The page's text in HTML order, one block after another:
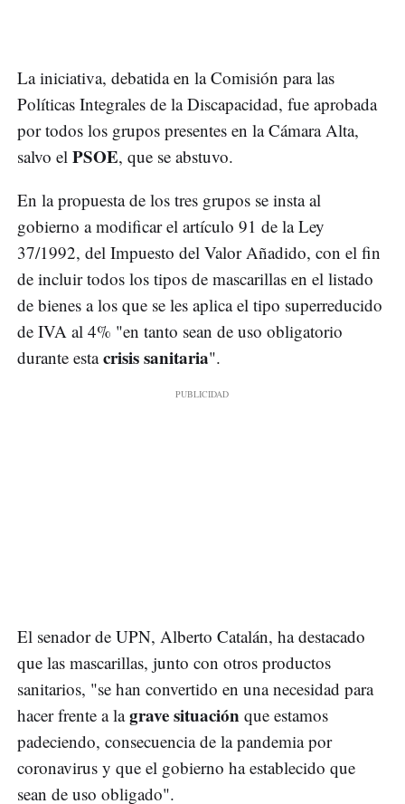
La iniciativa, debatida en la Comisión para las
Políticas Integrales de la Discapacidad, fue aprobada
por todos los grupos presentes en la Cámara Alta,
salvo el PSOE, que se abstuvo.
En la propuesta de los tres grupos se insta al
gobierno a modificar el artículo 91 de la Ley
37/1992, del Impuesto del Valor Añadido, con el fin
de incluir todos los tipos de mascarillas en el listado
de bienes a los que se les aplica el tipo superreducido
de IVA al 4% "en tanto sean de uso obligatorio
durante estacrisis sanitaria".
El senador de UPN, Alberto Catalán, ha destacado
que las mascarillas, junto con otros productos
sanitarios, "se han convertido en una necesidad para
hacer frente a lagrave situación que estamos
padeciendo, consecuencia de la pandemia por
coronavirus y que el gobierno ha establecido que
sean de uso obligado".